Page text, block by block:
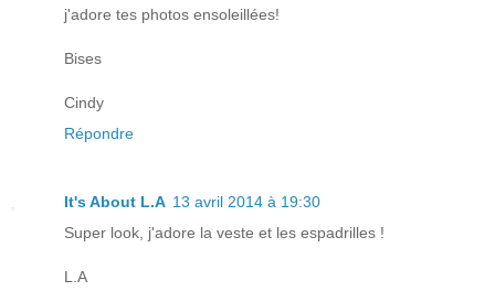
j'adore tes photos ensoleillées!
Bises
Cindy
Répondre
It's About L.A 13 avril 2014 à 19:30
Super look, j'adore la veste et les espadrilles !
L.A